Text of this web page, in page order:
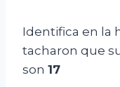
Identifica en la
tacharon que
son 17